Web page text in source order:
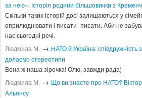
за нею». Історія родини більшовички з
Скільки таких історій досі залишаються у
оприлюднювати і писати- писати. Аби не
нас сьогодні речі.
Людмила М. → ​НАТО й Україна:
долаємо стереотипи
Вона ж наша зірочка! Олю, завжди рада)
Людмила М. → Що ви знаєте про НАТО?
Альянсу ​